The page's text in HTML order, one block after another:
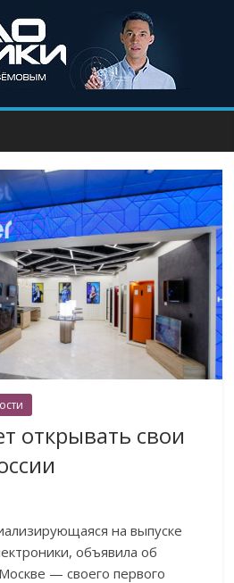
открывать свои
на выпуске
объявила об
— своего первого